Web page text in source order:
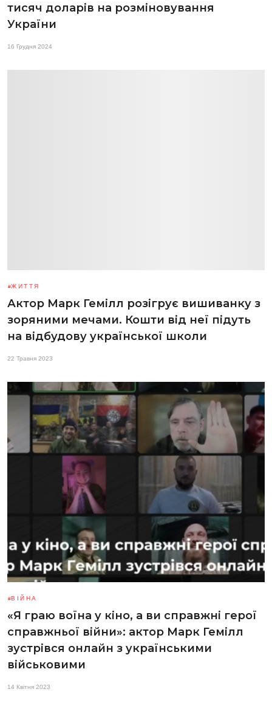
тисяч доларів на розміновування
України
16 Грудня 2024
ЖИТТЯ
Актор Марк Гемілл розігрує вишиванку з
зоряними мечами. Кошти від неї підуть
на відбудову української школи
22 Травня 2023
ВІЙНА
«Я граю воїна у кіно, а ви справжні герої
справжньої війни»: актор Марк Гемілл
зустрівся онлайн з українськими
військовими
14 Квітня 2023